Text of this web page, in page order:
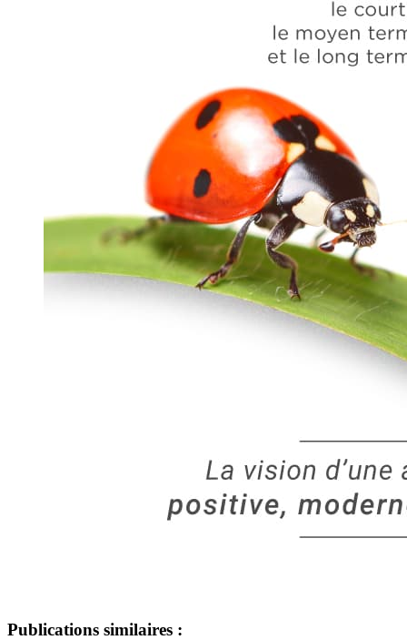
Publications similaires :